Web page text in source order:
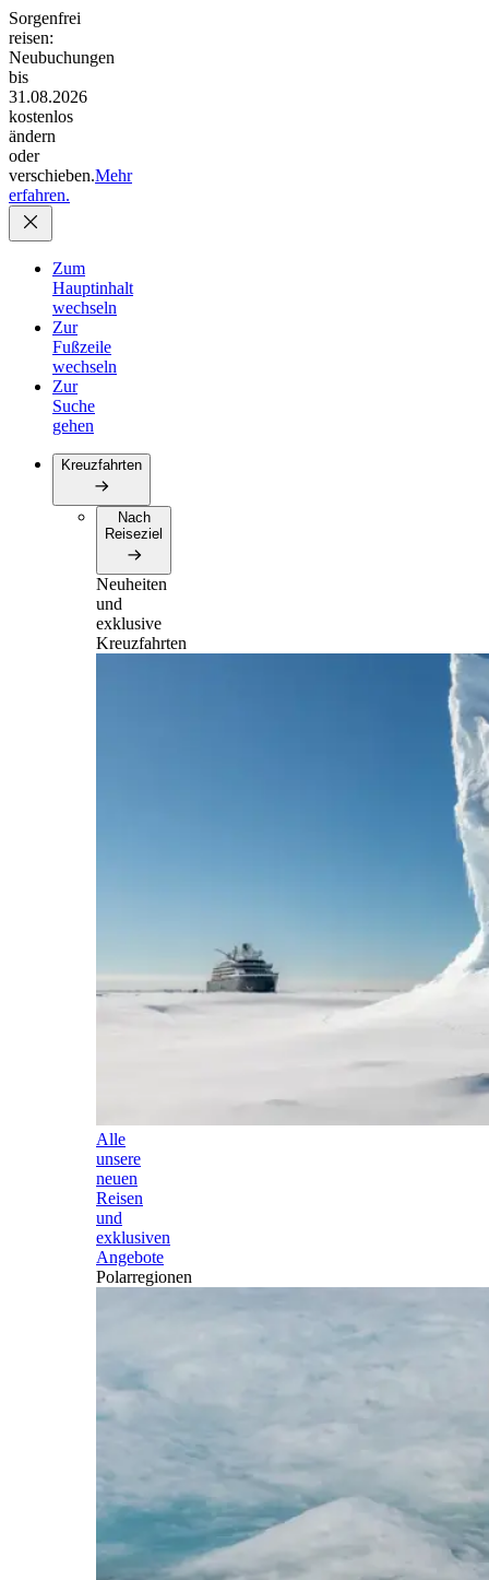
Sorgenfrei
reisen:
Neubuchungen
bis
31.08.2026
kostenlos
ändern
oder
verschieben.Mehr
erfahren.
Zum
Hauptinhalt
wechseln
Zur
Fußzeile
wechseln
Zur
Suche
gehen
Kreuzfahrten
Nach
Reiseziel
Neuheiten
und
exklusive
Kreuzfahrten
Alle
unsere
neuen
Reisen
und
exklusiven
Angebote
Polarregionen